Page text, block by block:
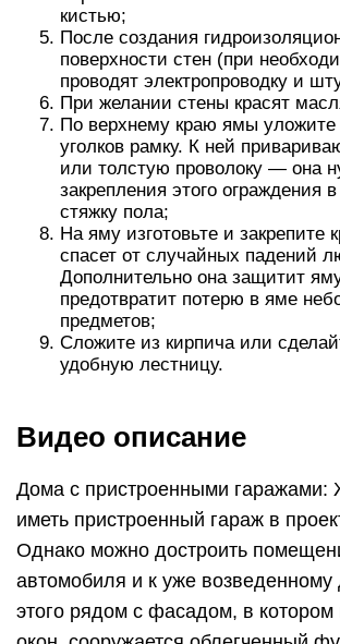
кистью;
После создания
поверхности стен (при
проводят электропроводку и
При желании стены красят
По верхнему краю ямы уложите
уголков рамку. К ней
или толстую проволоку — она
закрепления этого ограждения
стяжку пола;
На яму изготовьте и закрепите
спасет от случайных падений
Дополнительно она защитит
предотвратит потерю в яме
предметов;
Сложите из кирпича или
удобную лестницу.
Видео описание
Дома с пристроенными гаражами:
иметь пристроенный гараж в
Однако можно достроить
автомобиля и к уже возведенному
этого рядом с фасадом, в котором